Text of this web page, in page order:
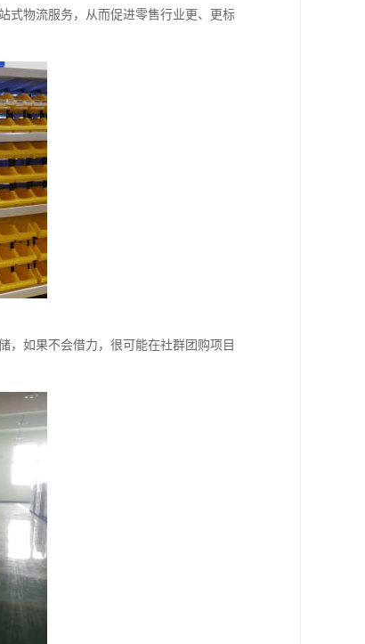
式物流服务，从而促进零售行业更、更标
，如果不会借力，很可能在社群团购项目